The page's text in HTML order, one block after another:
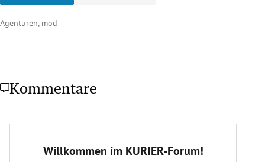
Agenturen, mod
Kommentare